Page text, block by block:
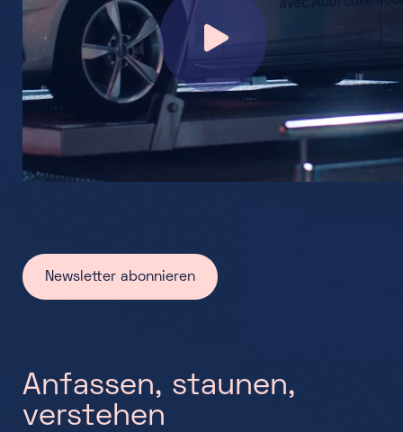
Partners
Projekte
Jobs
DE
reception@science-center.lu
1, rue John Ernest Dolibois
Montag - Freitag
9h-17h
Newsletter abonnieren
Anfassen, staunen,
verstehen